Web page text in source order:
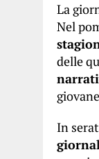
La
Nel
delle
In